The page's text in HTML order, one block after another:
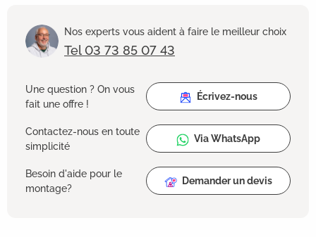
Nos experts vous aident à faire le meilleur choix
Tel 03 73 85 07 43
Une question ? On vous
fait une offre !
Écrivez-nous
Contactez-nous en toute
simplicité
Via WhatsApp
Besoin d'aide pour le
montage?
Demander un devis